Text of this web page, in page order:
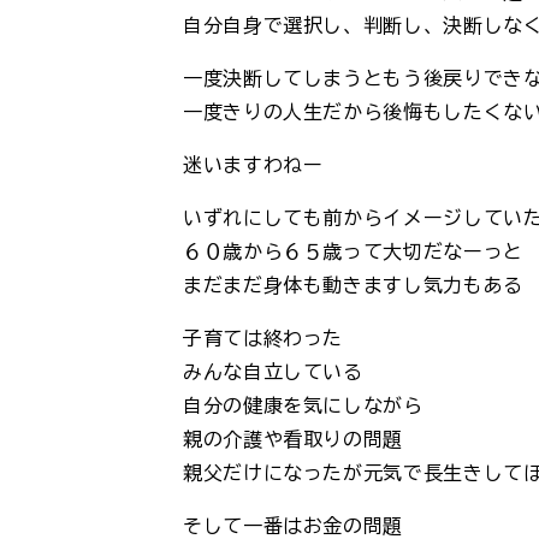
自分自身で選択し、判断し、決断しな
一度決断してしまうともう後戻りでき
一度きりの人生だから後悔もしたくな
迷いますわねー
いずれにしても前からイメージしてい
６０歳から６５歳って大切だなーっと
まだまだ身体も動きますし気力もある
子育ては終わった
みんな自立している
自分の健康を気にしながら
親の介護や看取りの問題
親父だけになったが元気で長生きして
そして一番はお金の問題